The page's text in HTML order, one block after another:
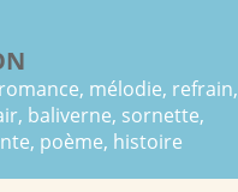
mélodie, refrain,
baliverne, sornette,
poème, histoire